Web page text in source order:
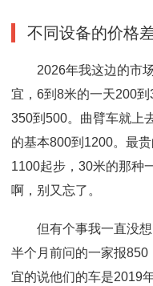
不同设备的价格
2026年我这边的市
宜，6到8米的一天200
350到500。曲臂车就上
的基本800到1200。最
1100起步，30米的那种
啊，别又忘了。
但有个事我一直没
半个月前问的一家报
宜的说他们的车是2019